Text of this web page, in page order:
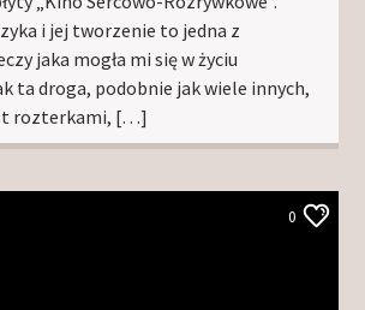
i jej tworzenie to jedna z
jaka mogła mi się w życiu
ta droga, podobnie jak wiele innych,
rozterkami, […]
0